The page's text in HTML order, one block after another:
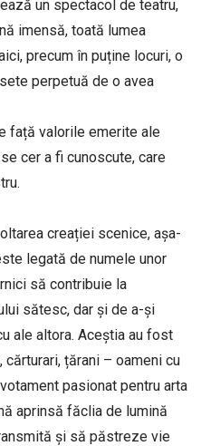
un spectacol de teatru,
imensă, toată lumea
precum în puține locuri, o
perpetuă de o avea
față valorile eme­rite ale
cer a fi cunoscute, care
creației scenice, așa-
legată de numele unor
să contribuie la
sătesc, dar și de a-și
ale altora. Aceștia au fost
țărani – oameni cu
pasionat pentru arta
aprinsă făclia de lumină
și să păstreze vie